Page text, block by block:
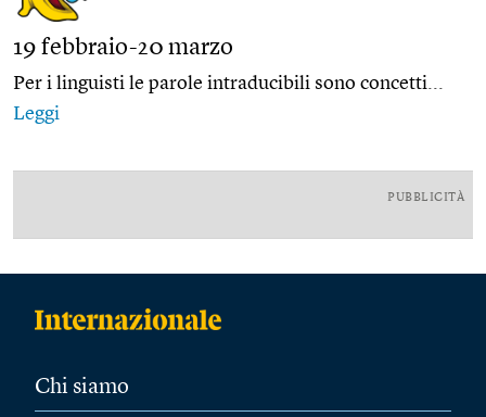
19 febbraio-20 marzo
Per i linguisti le parole intraducibili sono concetti...
Leggi
PUBBLICITÀ
Chi siamo